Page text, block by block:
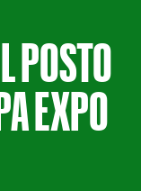
POSTO
EXPO